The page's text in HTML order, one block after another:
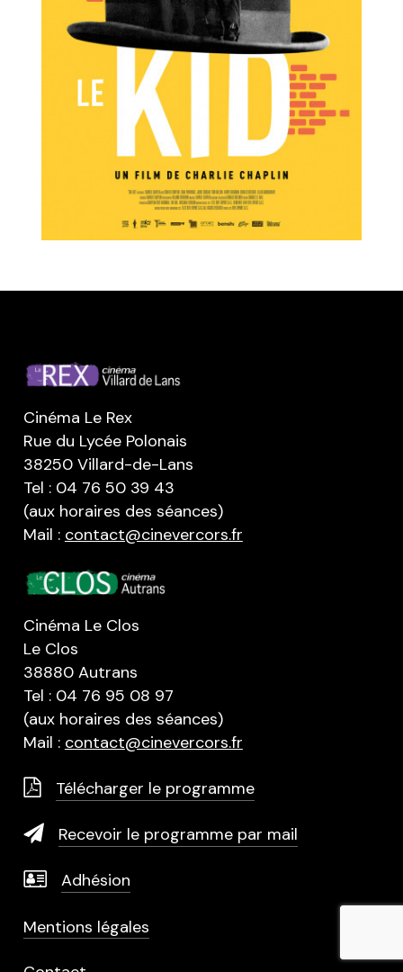
Cinéma Le Rex
Rue du Lycée Polonais
38250 Villard-de-Lans
Tel : 04 76 50 39 43
(aux horaires des séances)
Mail : contact@cinevercors.fr
Cinéma Le Clos
Le Clos
38880 Autrans
Tel : 04 76 95 08 97
(aux horaires des séances)
Mail : contact@cinevercors.fr
Télécharger le programme
Recevoir le programme par mail
Adhésion
Mentions légales